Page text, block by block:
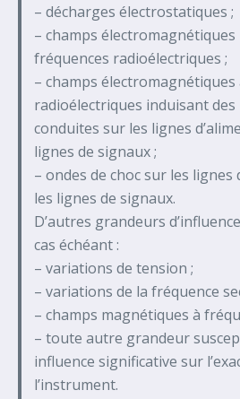
– décharges électrostatiques ;
– champs
fréquences radioélectriques ;
– champs
radioélectriques induisant
conduites sur les lignes
lignes de signaux ;
– ondes de choc sur les
les lignes de signaux.
D’autres grandeurs
cas échéant :
– variations de tension ;
– variations de la fréquence
– champs magnétiques à
– toute autre grandeur
influence significative sur
l’instrument.